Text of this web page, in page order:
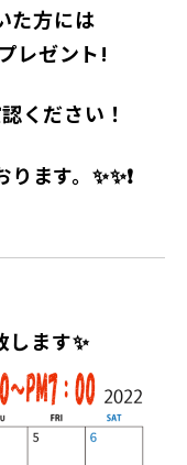
た方には
レゼント!
ください！
ます。✨✨❗
します✨